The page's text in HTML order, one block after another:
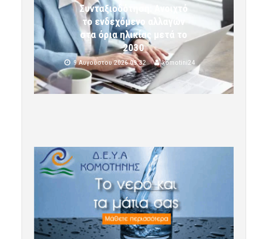
Συνταξιοδότηση: Ανοιχτό
το ενδεχόμενο αλλαγών
στα όρια ηλικίας μετά το
2030
9 Αυγούστου 2026 09:32 komotini24